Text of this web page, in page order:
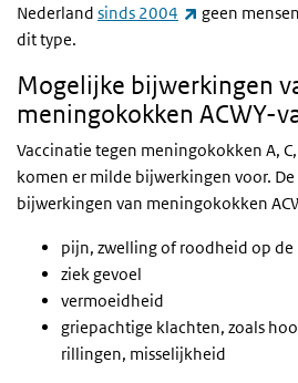
Nederland sinds 2004 (externe link)
geen
dit type.
Mogelijke bijwerkingen
meningokokken ACWY-
Vaccinatie tegen meningokokken A,
komen er milde bijwerkingen voor.
bijwerkingen van meningokokken
pijn, zwelling of roodheid op de
ziek gevoel
vermoeidheid
griepachtige klachten, zoals
rillingen, misselijkheid